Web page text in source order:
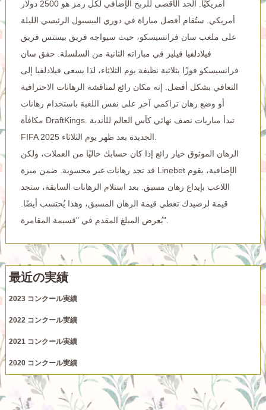
أمريكيًا. الحد الأقصى للربح الإضافي لكل رمز هو 2500 دولار
أمريكي. ستُقام أفضل مباراة في دوري البيسبول الرئيسي الليلة
على ملعب سان فرانسيسكو، حيث سيواجه فريق بيستس فريق
فيلادلفيا فيليز في مباراته الثانية من السلسلة. حقق سان
فرانسيسكو فوزًا بثلاثية نظيفة يوم الثلاثاء، لذا يسعى فيلادلفيا إلى
التعافي بشكل أفضل. إنه مكان رائع لمناقشة الرهانات الاحترافية
أو وضع رهان تراكمي آخر على نفس اللعبة باستخدام رهانات
مكافأة DraftKings. تبدأ مباريات نصف نهائي كأس العالم للأندية
الرهان الموثوق خيار رائع إذا كان حسابك خاليًا من العملات، ولكن
قد تجد رهانات غير محسوبة. ضمن ميزة Linebet الإضافية، يقوم
اللاعب بإيداع رهان مسبق. بعد استلام الرهانات السابقة، ستجد
قيمة لرصيدك تغطي قيمة الرهان المسبق، وهذا يُحتسب أيضًا.
يُعرض المبلغ المقدم في "قسيمة المقامرة".
最近の実績
2023 コンクール実績
2022 コンクール実績
2021 コンクール実績
2020 コンクール実績